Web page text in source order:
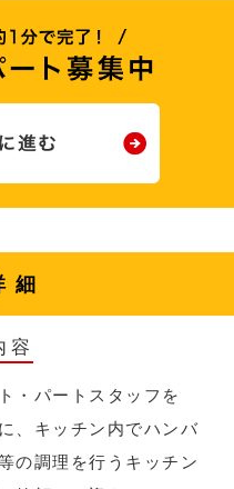
細
容
・パートスタッフを
、キッチン内でハンバ
の調理を行うキッチン